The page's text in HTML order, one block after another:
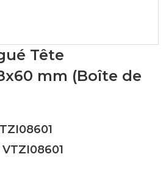
Tête
mm (Boîte de